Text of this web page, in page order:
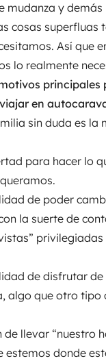
mudanza y
cosas superfluas
Así que
lo realmente
principales
en
sin duda es la
para hacer lo
de poder
la suerte de
de disfrutar
algo que otro tipo
llevar “nuestro
estemos donde